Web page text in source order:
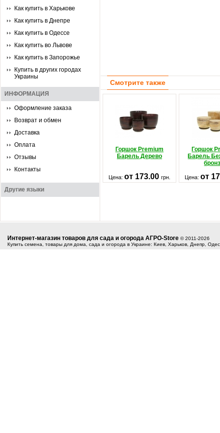
Как купить в Харькове
Как купить в Днепре
Как купить в Одессе
Как купить во Львове
Как купить в Запорожье
Купить в других городах
Украины
ИНФОРМАЦИЯ
Оформление заказа
Возврат и обмен
Доставка
Оплата
Отзывы
Контакты
Другие языки
Смотрите также
Горшок Premium
Барель Дерево
Горшок
Барель
Цена: от 173.00 грн. Цена:от
Интернет-магазин товаров для сада и огорода АГРО-Store © 2011-2026
Купить семена, товары для дома, сада и огорода в Украине: Киев, Харьков, Днепр,